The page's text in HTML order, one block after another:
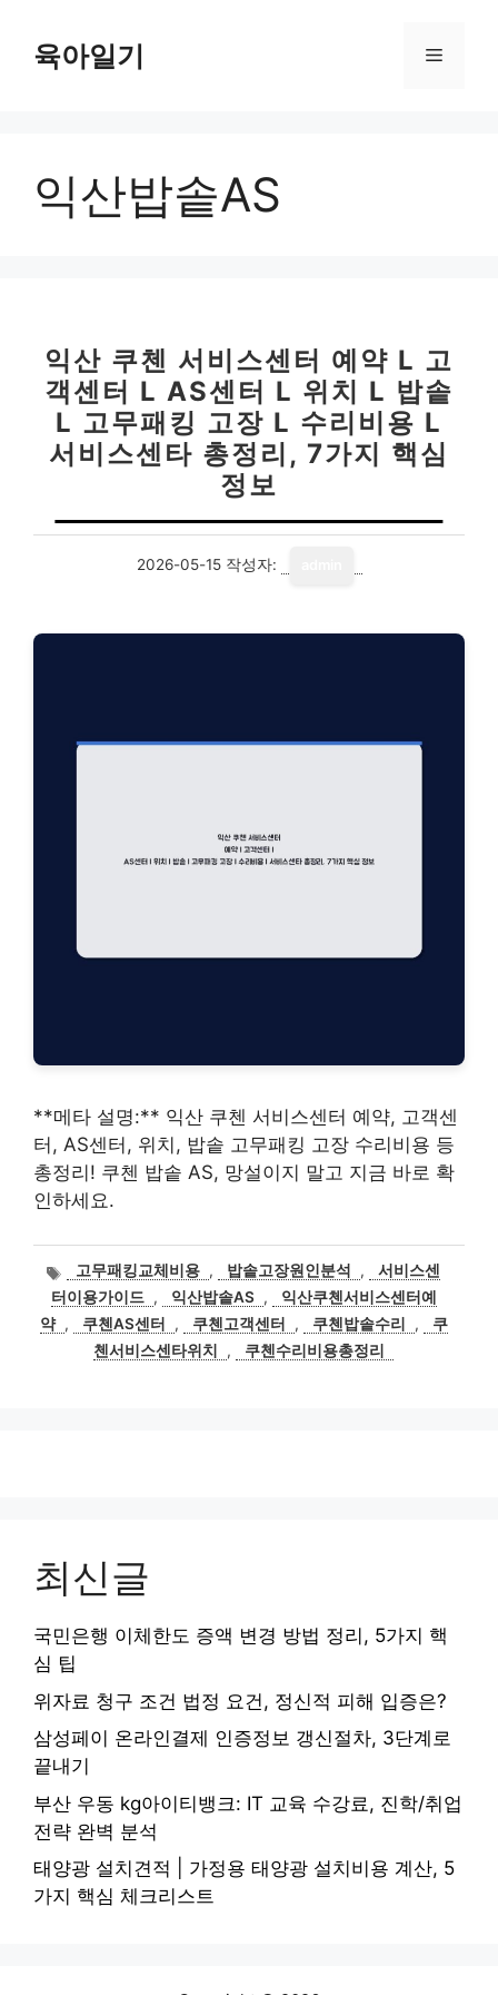
육아일기 메
익산밥솥AS
익산 쿠첸 서비스센터 예약 L 고
객센터 L AS센터 L 위치 L 밥솥
L 고무패킹 고장 L 수리비용 L
서비스센타 총정리, 7가지 핵심
정보
2026-05-15 작성자:
**메타 설명:** 익산 쿠첸 서비스센터 예약, 고객센
터, AS센터, 위치, 밥솥 고무패킹 고장 수리비용 등
총정리! 쿠첸 밥솥 AS, 망설이지 말고 지금 바로 확
인하세요.
태
그
고무패킹교체비용 , 밥솥고장원인분석 ,
서비스센
터이용가이드 , 익산밥솥AS ,
익산쿠첸서비스센터예
약 , 쿠첸AS센터 , 쿠첸고객센터 , 쿠첸밥솥수리 ,
쿠
첸서비스센타위치
, 쿠첸수리비용총정리
최신글
국민은행 이체한도 증액 변경 방법 정리, 5가지 핵
심 팁
위자료 청구 조건 법정 요건, 정신적 피해 입증은?
삼성페이 온라인결제 인증정보 갱신절차, 3단계로
끝내기
부산 우동 kg아이티뱅크: IT 교육 수강료, 진학/취업
전략 완벽 분석
태양광 설치견적 | 가정용 태양광 설치비용 계산, 5
가지 핵심 체크리스트